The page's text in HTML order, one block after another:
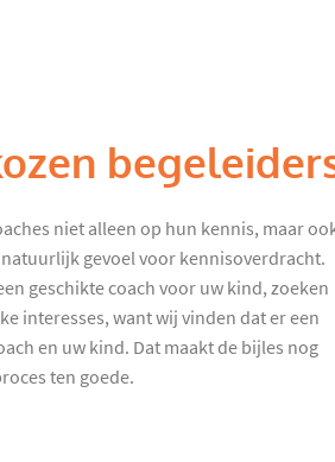
niet alleen op hun kennis, maar
gevoel voor kennisoverdracht.
geschikte coach voor uw kind, zoeken
interesses, want wij vinden dat er een
en uw kind. Dat maakt de bijles nog
ten goede.